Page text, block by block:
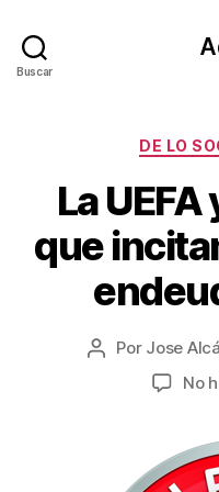
Buscar
DE LO
La
que
Autor
Por Jose
No